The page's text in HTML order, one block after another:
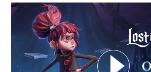
WYBIERZ SWOJĄ PLAYLISTĘ